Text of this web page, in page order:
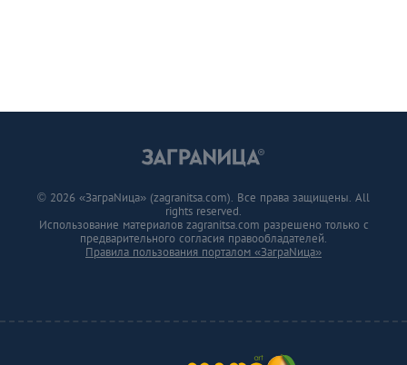
© 2026 «ЗаграNица» (zagranitsa.com). Все права защищены. All
rights reserved.
Использование материалов zagranitsa.com разрешено только с
предварительного согласия правообладателей.
Правила пользования порталом «ЗаграNица»